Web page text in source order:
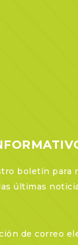
boletín para
últimas